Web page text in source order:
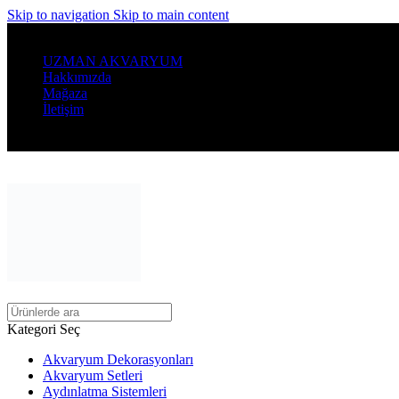
Skip to navigation Skip to main content
UZMAN AKVARYUM
Hakkımızda
Mağaza
İletişim
Kategori Seç
Akvaryum Dekorasyonları
Akvaryum Setleri
Aydınlatma Sistemleri